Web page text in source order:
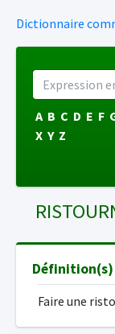
Dictionnaire
A B C D E F
X Y Z
Définition(s)
Faire une